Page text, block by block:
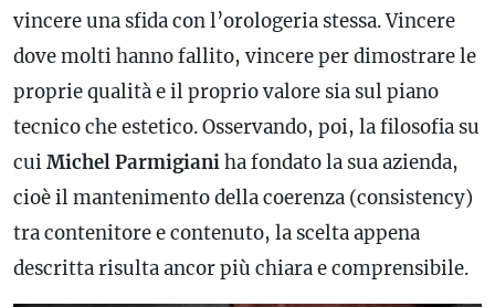
vincere una sfida con l’orologeria stessa. Vincere
dove molti hanno fallito, vincere per dimostrare le
proprie qualità e il proprio valore sia sul piano
tecnico che estetico. Osservando, poi, la filosofia su
cuiMichelParmigianiha fondato la sua azienda,
cioè il mantenimento della coerenza (consistency)
tra contenitore e contenuto, la scelta appena
descritta risulta ancor più chiara e comprensibile.